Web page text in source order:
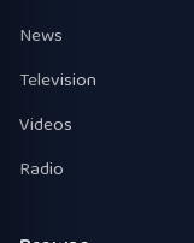
News
Television
Videos
Radio